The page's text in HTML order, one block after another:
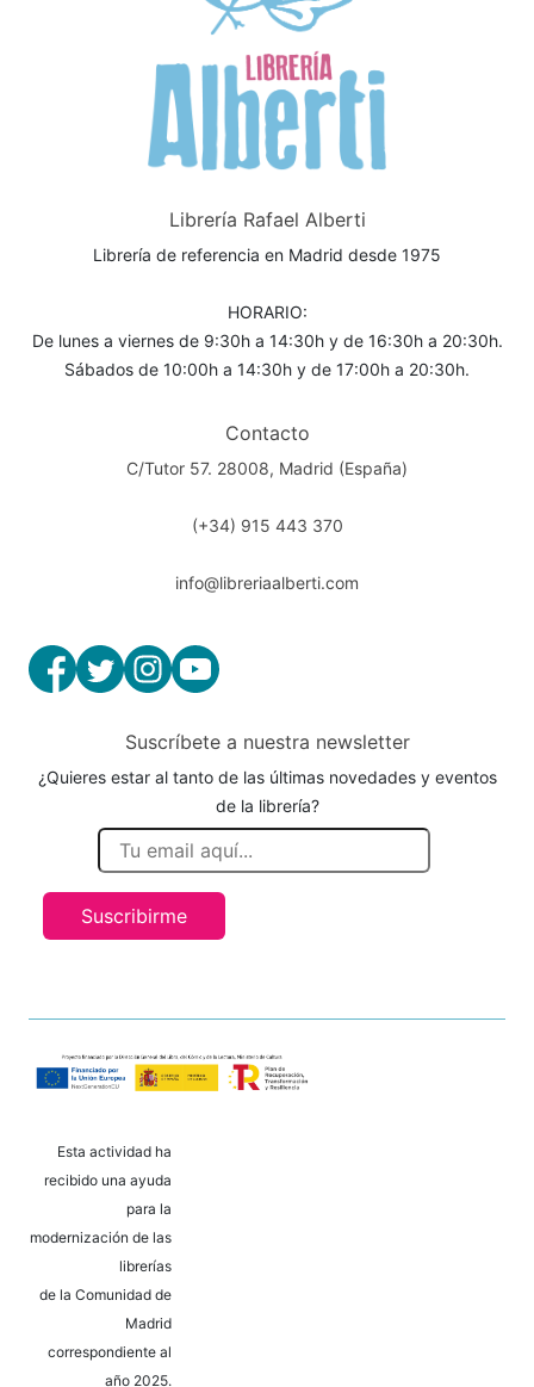
Librería Rafael Alberti
Librería de referencia en Madrid desde 1975
HORARIO:
De lunes a viernes de 9:30h a 14:30h y de 16:30h a 20:30h.
Sábados de 10:00h a 14:30h y de 17:00h a 20:30h.
Contacto
C/Tutor 57. 28008, Madrid (España)
(+34) 915 443 370
info@libreriaalberti.com
Suscríbete a nuestra newsletter
¿Quieres estar al tanto de las últimas novedades y eventos
de la librería?
Suscribirme
Esta actividad ha
recibido una ayuda
para la
modernización de las
librerías
de la Comunidad de
Madrid
correspondiente al
año 2025.